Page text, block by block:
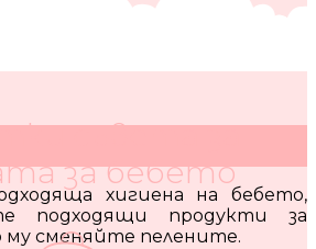
съвета за
за бебето
хигиена на бебето,
подходящи продукти за
му сменяйте пелените.